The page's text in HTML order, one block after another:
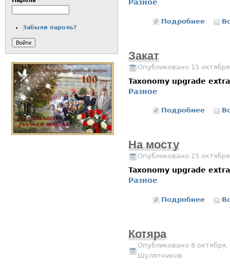
Разное
Подробнее о
Закат
Опубликовано 15
Taxonomy upgrade
Разное
Подробнее о Закат
На мосту
Опубликовано 15
Taxonomy upgrade
Разное
Подробнее о На
Котяра
Опубликовано 8
Шулятников
Забыли пароль?